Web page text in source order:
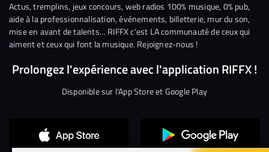
Continuer sans accepter
FacebookTwitterInstagramYouTubeLinkedin
Actus, tremplins, jeux concours, web radios 100% musique, 0% pub,
aide à la professionnalisation, événements, billetterie, mur du son,
mise en avant de talents… RIFFX c’est LA communauté de ceux qui
aiment et ceux qui font la musique. Rejoignez-nous !
Prolongez l'expérience avec l'application RIFFX !
Disponible sur l'App Store et Google Play